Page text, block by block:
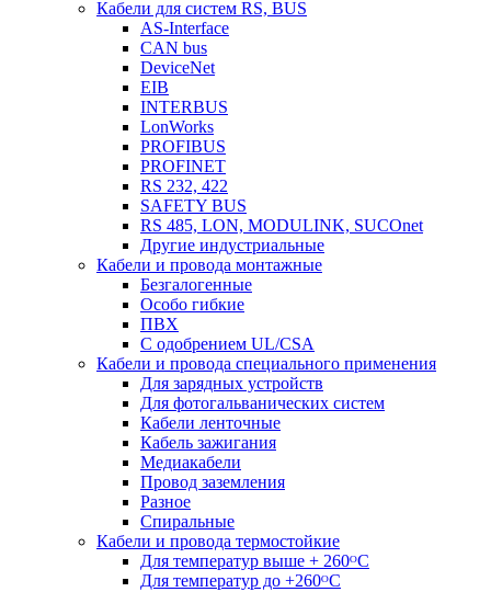
Кабели для систем RS, BUS
AS-Interface
CAN bus
DeviceNet
EIB
INTERBUS
LonWorks
PROFIBUS
PROFINET
RS 232, 422
SAFETY BUS
RS 485, LON, MODULINK, SUCOnet
Другие индустриальные
Кабели и провода монтажные
Безгалогенные
Особо гибкие
ПВХ
С одобрением UL/CSA
Кабели и провода специального применения
Для зарядных устройств
Для фотогальванических систем
Кабели ленточные
Кабель зажигания
Медиакабели
Провод заземления
Разное
Спиральные
Кабели и провода термостойкие
Для температур выше + 260ᴼС
Для температур до +260ᴼС